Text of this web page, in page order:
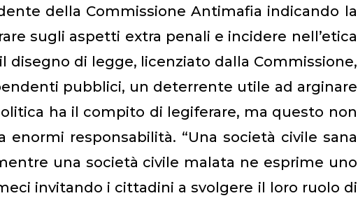
della Commissione Antimafia indicando la
sugli aspetti extra penali e incidere nell’etica
disegno di legge, licenziato dalla Commissione,
pubblici, un deterrente utile ad arginare
ha il compito di legiferare, ma questo non
responsabilità. “Una società civile sana
una società civile malata ne esprime uno
invitando i cittadini a svolgere il loro ruolo di